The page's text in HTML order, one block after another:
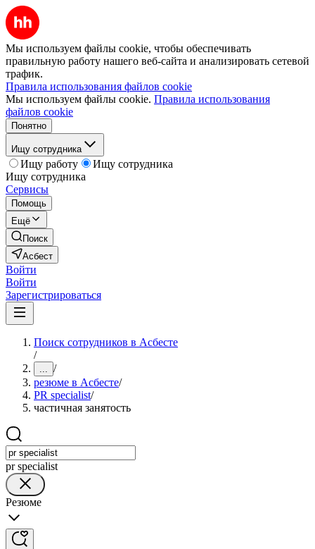
Мы используем файлы cookie, чтобы обеспечивать
правильную работу нашего веб-сайта и анализировать сетевой
трафик.
Правила использования файлов cookie
Мы используем файлы cookie. Правила использования
файлов cookie
Понятно
Ищу сотрудника
Ищу работу
Ищу сотрудника
Ищу сотрудника
Сервисы
Помощь
Ещё
Поиск
Асбест
Войти
Войти
Зарегистрироваться
Поиск сотрудников в Асбесте
/
... /
резюме в Асбесте/
PR specialist/
частичная занятость
pr specialist
Резюме